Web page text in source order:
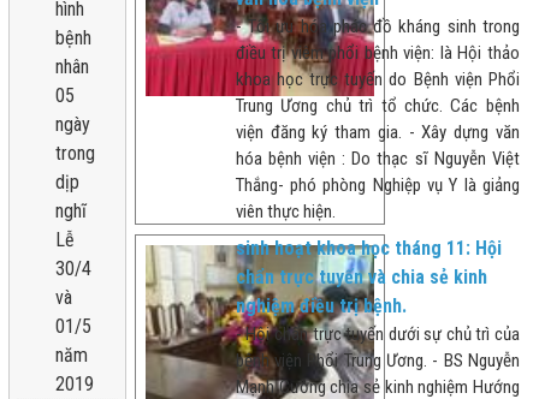
hình
bệnh
nhân
05
ngày
trong
dịp
nghĩ
Lễ
30/4
và
01/5
năm
2019
- Tối ưu hóa phác đồ kháng sinh trong
điều trị viêm phổi bệnh viện: là Hội thảo
khoa học trực tuyến do Bệnh viện Phổi
Trung Ương chủ trì tổ chức. Các bệnh
viện đăng ký tham gia. - Xây dựng văn
hóa bệnh viện : Do thạc sĩ Nguyễn Việt
Thắng- phó phòng Nghiệp vụ Y là giảng
viên thực hiện.
sinh hoạt khoa học tháng 11: Hội
chẩn trực tuyến và chia sẻ kinh
nghiệm điều trị bệnh.
- Hội chẩn trực tuyến dưới sự chủ trì của
bệnh viện Phổi Trung Ương. - BS Nguyễn
Mạnh Cường chia sẻ kinh nghiệm Hướng